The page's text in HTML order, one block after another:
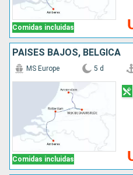
Comidas incluidas
PAISES BAJOS, BÉLGICA
Comidas incluidas
MS Europe 5 d